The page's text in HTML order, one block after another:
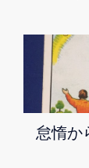
怠惰か